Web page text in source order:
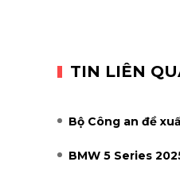
TIN LIÊN
Bộ Công an đề
BMW 5 Series